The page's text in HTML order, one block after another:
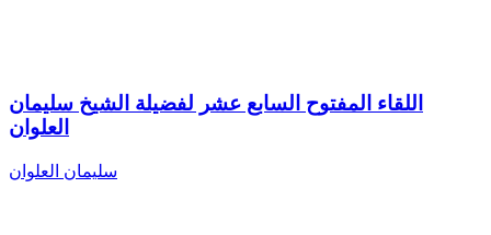
اللقاء المفتوح السابع عشر لفضيلة الشيخ سليمان
العلوان
سليمان العلوان